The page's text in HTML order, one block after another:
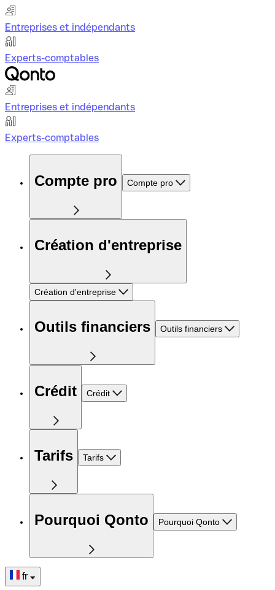
Entreprises et indépendants
Experts-comptables
Entreprises et indépendants
Experts-comptables
Compte pro Compte pro
Création d'entreprise
Création d'entreprise
Outils financiers Outils financiers
Crédit Crédit
Tarifs Tarifs
Pourquoi Qonto Pourquoi Qonto
fr